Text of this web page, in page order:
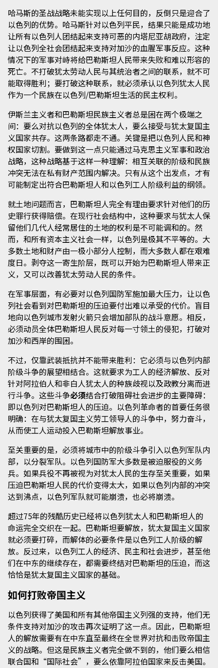
哈马斯的圣战战略未能实现以上任何目的，反倒只是迎合了
以色列的优势。哈马斯针对以色列平民，结果只能是成功地
让所有以色列人团结起来支持可恶的内塔尼亚胡政府，注定
让以色列全社会团结起来支持对加沙的血腥军事反应。这种
情况下的军事对峙将给巴勒斯坦人民带来失败和难以形容的
死亡。不打破犹太劳动人民与其统治者之间的联系，就不可
能取得胜利；要打破这种联系，就必须承认以色列犹太人民
作为一个民族在以色列/巴勒斯坦生活的民主权利。
伊斯兰主义者和巴勒斯坦民族主义者总是困在两个极端之
间：要么对抗以色列的全体犹太人，要么接受与犹太复国主
义国家共存。这两条路都走不通。关键是把以色列人民和神
权国家切割。要做到这一点只能通过马克思主义军事和政治
战略，这种战略基于这样一种理解：相互关联的阶级和民族
冲突无法在私有财产范围内解决。只有从这个出发点，才有
可能制定出符合巴勒斯坦人和以色列工人阶级利益的纲领。
就土地问题而言，巴勒斯坦人完全有理由要求针对他们的历
史罪行获得赔偿。在现行社会结构中，这种要求与犹太人保
留他们几代人经常居住的土地的权利是不可能调和的。然
而，和所有资本主义社会一样，以色列是极其不平等的。大
多数土地和财产由一极小部分人控制，而大多数人都在艰难
度日。剥夺这一寄生阶层，既可以开始为巴勒斯坦人带来正
义，又可以改善犹太劳动人民的条件。
在军事层面，有必要对以色列国防军施加最大压力，让以色
列社会看到对巴勒斯坦的压迫要付出难以承受的代价。盲目
地向以色列城市发射火箭只会增加部队的战斗意愿。相反，
必须动员全体巴勒斯坦人民反对每一寸领土的侵犯，打破对
加沙和西岸的围困。
不过，仅靠武装抵抗并不能带来胜利：它必须与以色列内部
阶级斗争的展望相结合。这就要求为工人的经济解放、反对
针对阿拉伯人和非白人犹太人的种族歧视以及政教分离而进
行斗争。这些斗争必须结合打破阻碍社会进步的主要障碍：
即以色列对巴勒斯坦人的压迫。以色列革命者的首要任务很
明确：在与犹太复国主义劳工领导人的斗争中，努力奋斗，
从而使工人运动投入巴勒斯坦解放事业。
至关重要的是，必须将城市中的阶级斗争引入以色列军队内
部，以分裂军队。以色列国防军大多数是被迫服役的义务
兵。如果兵役不再被视为对犹太人民的生存至关重要，如果
压迫巴勒斯坦人民的代价变得太大，如果以色列内部的冲突
达到沸点，以色列军队就可能崩溃，也必将崩溃。
超过75年的残酷历史已经将以色列犹太人和巴勒斯坦人的
命运完全交织在一起。巴勒斯坦要解放，犹太复国主义国家
就必须要打碎，而解体的必要条件是以色列工人阶级的解
放。反过来，以色列工人的经济、民主和社会进步，甚至他
们在中东的继续存在，都需要终结对巴勒斯坦的压迫，而这
恰恰是犹太复国主义国家的基础。
如何打败帝国主义
以色列获得了美国和所有其他帝国主义列强的支持，他们无
条件支持对加沙的攻击再次证明了这一点。因此，巴勒斯坦
人的解放需要有在中东直至最终在全世界对抗和击败帝国主
义的战略。但这是民族主义者完全做不到的，他们要么相信
联合国和“国际社会”，要么依靠阿拉伯国家来反击美国。